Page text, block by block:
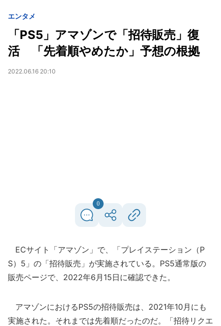
エンタメ
「PS5」アマゾンで「招待販売」復
活 「先着順やめたか」予想の根拠
2022.06.16 20:10
0
ECサイト「アマゾン」で、「プレイステーション（P
S）5」の「招待販売」が実施されている。PS5通常版の
販売ページで、2022年6月15日に確認できた。
アマゾンにおけるPS5の招待販売は、2021年10月にも
実施された。それまでは先着順だったのだ。「招待リクエ